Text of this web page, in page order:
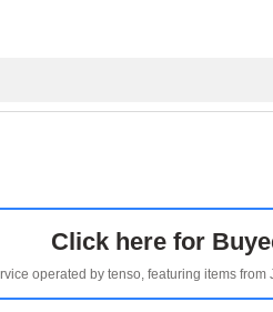
Click here for
operated by tenso, featuring items